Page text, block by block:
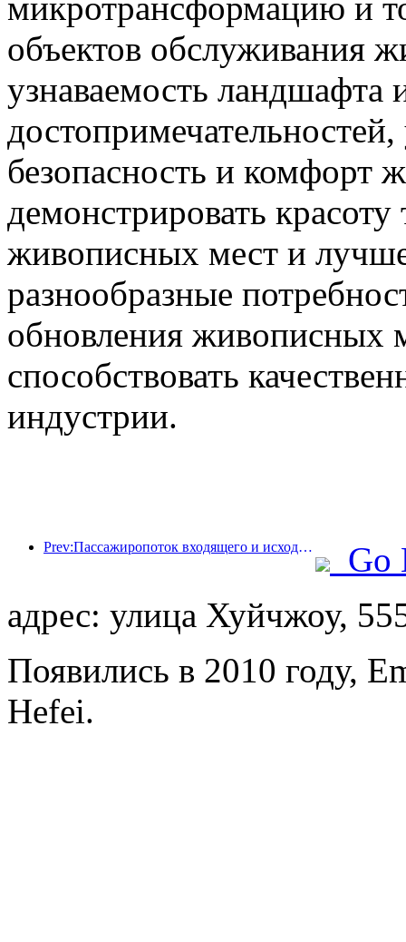
объектов обслуживания
узнаваемость ландшафта
безопасность и комфорт
демонстрировать
живописных мест и лучше
разнообразные
обновления живописных
способствовать
индустрии.
Prev:Пассажиропоток входящего и исходящего пассажиров аэропорта Шэньчжэня резко возрастает во время летних каникул, и многие иностранные авиакомпании увеличивают число своих маршрутов в Китае
Go
адрес: улица Хуйчжоу,
Появились в 2010 году,
Hefei.